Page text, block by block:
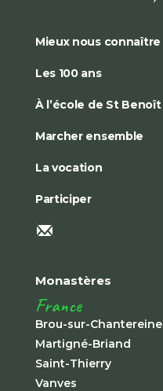
Mieux nous connaître
Les 100 ans
À l’école de St Benoît
Marcher ensemble
La vocation
Participer
Monastères
France
Brou-sur-Chantereine
Martigné-Briand
Saint-Thierry
Vanves